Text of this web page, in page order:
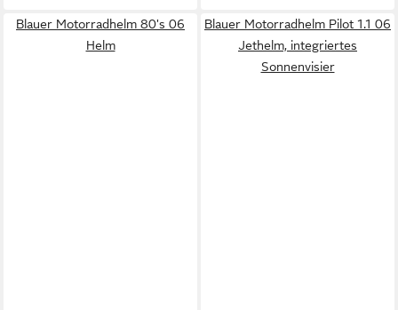
Blauer Motorradhelm 80's 06
Helm
Blauer Motorradhelm Pilot 1.1 06
Jethelm, integriertes
Sonnenvisier